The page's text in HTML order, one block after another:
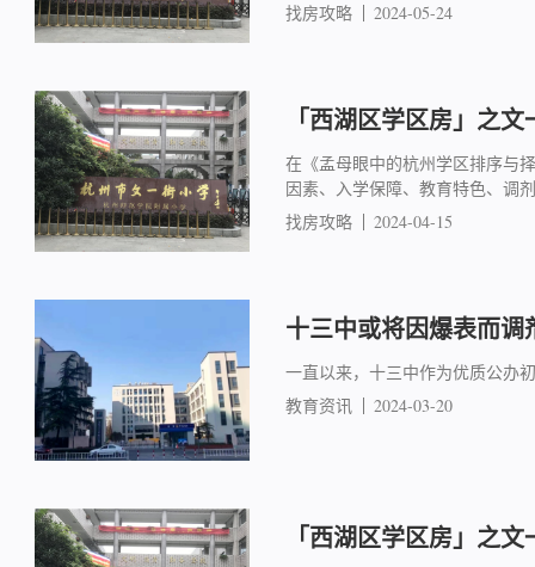
找房攻略
2024-05-24
「西湖区学区房」之
在《孟母眼中的杭州学区排序与
因素、入学保障、教育特色、调
找房攻略
2024-04-15
十三中或将因爆表而调
一直以来，十三中作为优质公办
教育资讯
2024-03-20
「西湖区学区房」之